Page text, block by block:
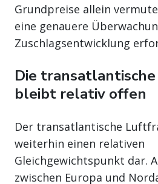
Grundpreise allein
eine genauere
Zuschlagsentwicklung
Die
bleibt relativ offen
Der transatlantische
weiterhin einen relativen
Gleichgewichtspunkt dar.
zwischen Europa und